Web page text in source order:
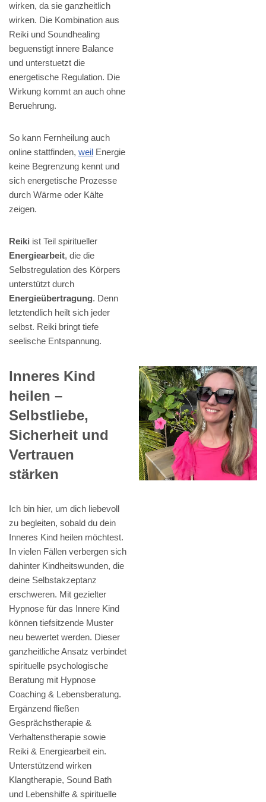
wirken, da sie ganzheitlich
wirken. Die Kombination aus
Reiki und Soundhealing
beguenstigt innere Balance
und unterstuetzt die
energetische Regulation. Die
Wirkung kommt an auch ohne
Beruehrung.
So kann Fernheilung auch
online stattfinden, weil Energie
keine Begrenzung kennt und
sich energetische Prozesse
durch Wärme oder Kälte
zeigen.
Reiki ist Teil spiritueller
Energiearbeit, die die
Selbstregulation des Körpers
unterstützt durch
Energieübertragung. Denn
letztendlich heilt sich jeder
selbst. Reiki bringt tiefe
seelische Entspannung.
Inneres Kind
heilen –
Selbstliebe,
Sicherheit und
Vertrauen
stärken
Ich bin hier, um dich liebevoll
zu begleiten, sobald du dein
Inneres Kind heilen möchtest.
In vielen Fällen verbergen sich
dahinter Kindheitswunden, die
deine Selbstakzeptanz
erschweren. Mit gezielter
Hypnose für das Innere Kind
können tiefsitzende Muster
neu bewertet werden. Dieser
ganzheitliche Ansatz verbindet
spirituelle psychologische
Beratung mit Hypnose
Coaching & Lebensberatung.
Ergänzend fließen
Gesprächstherapie &
Verhaltenstherapie sowie
Reiki & Energiearbeit ein.
Unterstützend wirken
Klangtherapie, Sound Bath
und Lebenshilfe & spirituelle